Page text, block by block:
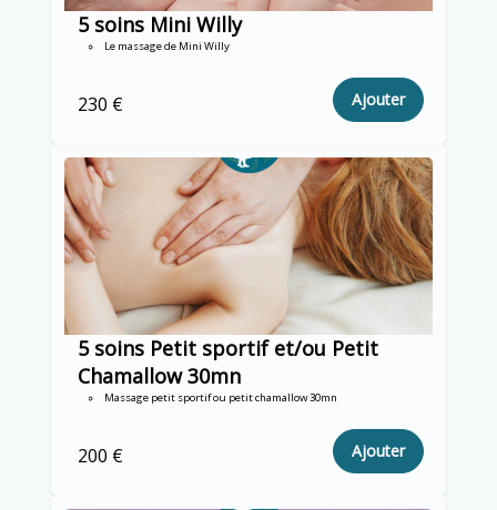
5 soins Mini Willy
Le massage de Mini Willy
230 € Ajouter
5 soins Petit sportif et/ou Petit
Chamallow 30mn
Massage petit sportif ou petit chamallow 30mn
200 € Ajouter